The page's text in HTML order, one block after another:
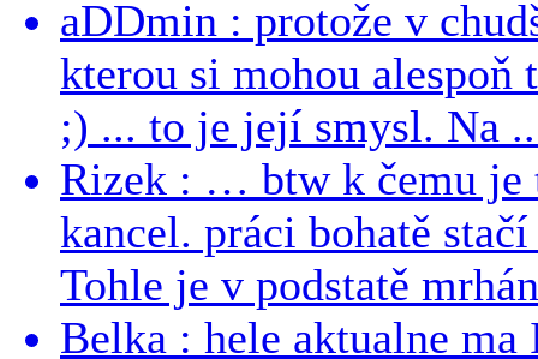
aDDmin : protože v
kterou si mohou alespoň
;) ... to je její smysl. Na
Rizek : … btw k čemu je
kancel. práci bohatě
Tohle je v podstatě
Belka : hele aktualne